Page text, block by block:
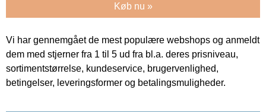
Køb nu »
Vi har gennemgået de mest populære webshops og anmeldt
dem med stjerner fra 1 til 5 ud fra bl.a. deres prisniveau,
sortimentstørrelse, kundeservice, brugervenlighed,
betingelser, leveringsformer og betalingsmuligheder.